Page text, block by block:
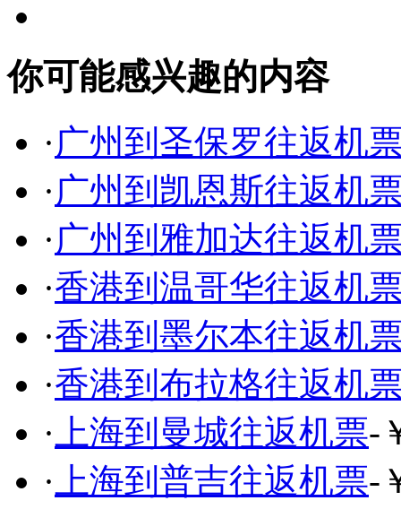
你可能感兴趣的内容
·广州到圣保罗往返机
·广州到凯恩斯往返机
·广州到雅加达往返机
·香港到温哥华往返机
·香港到墨尔本往返机
·香港到布拉格往返机
· 上海到曼城往返机票-
· 上海到普吉往返机票-